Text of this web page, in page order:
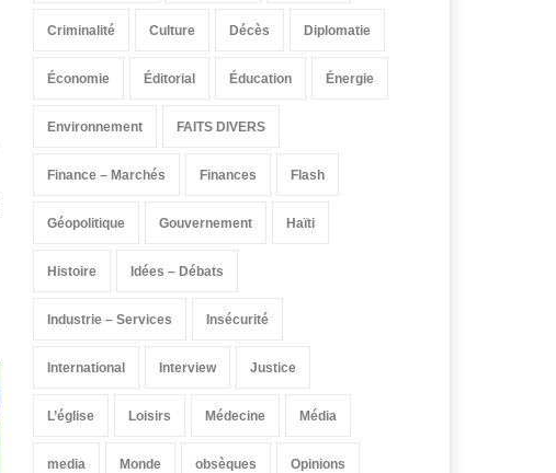
Criminalité Culture Décès Diplomatie
Économie Éditorial Éducation Énergie
Environnement FAITS DIVERS
Finance – Marchés Finances Flash
Géopolitique Gouvernement Haïti
Histoire Idées – Débats
Industrie – Services Insécurité
International Interview Justice
L’église Loisirs Médecine Média
media Monde obsèques Opinions